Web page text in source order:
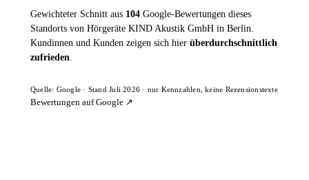
Gewichteter Schnitt aus 104 Google-Bewertungen dieses
Standorts von Hörgeräte KIND Akustik GmbH in Berlin.
Kundinnen und Kunden zeigen sich hier überdurchschnittlich
zufrieden.
Quelle: Google · Stand Juli 2026 · nur Kennzahlen, keine Rezensionstexte
Bewertungen auf Google ↗